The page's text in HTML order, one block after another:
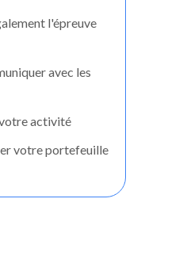
l'épreuve
avec les
activité
votre portefeuille